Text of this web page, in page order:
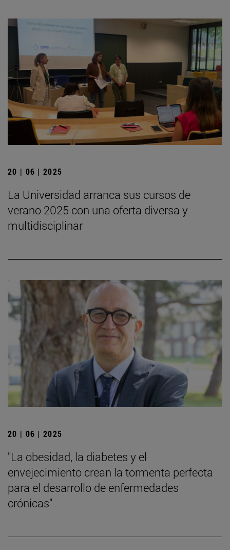
20 | 06 | 2025
La Universidad arranca sus cursos de
verano 2025 con una oferta diversa y
multidisciplinar
20 | 06 | 2025
"La obesidad, la diabetes y el
envejecimiento crean la tormenta perfecta
para el desarrollo de enfermedades
crónicas"